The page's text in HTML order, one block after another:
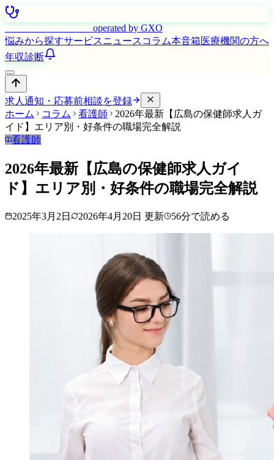
operated by GXO
悩みから探すサービスニュース コラム本音箱医療機関の方へ
年収診断
求人通知・応募前相談を登録
ホーム
コラム 看護師
2026年最新【広島の保健師求人ガ
イド】エリア別・好条件の職場完全解説
看護師
2026年最新【広島の保健師求人ガイ
ド】エリア別・好条件の職場完全解説
2025年3月2日 2026年4月20日 更新 56分で読める